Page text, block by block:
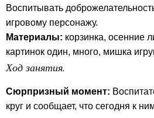
Воспитывать
игровому персонажу.
Материалы: корзинка, осенние
картинок один, много, мишка
Ход занятия.
Сюрпризный момент:
круг и сообщает, что сегодня к